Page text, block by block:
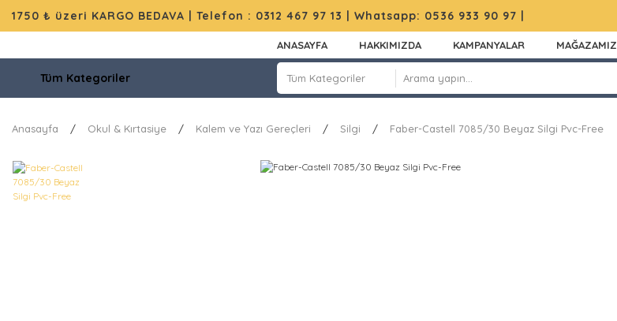
1750 ₺ üzeri KARGO BEDAVA | Telefon : 0312 467 97 13 | Whatsapp: 0536 933 90 97 |
ANASAYFA HAKKIMIZDA KAMPANYALAR MAĞAZAMIZ
Tüm Kategoriler
Anasayfa Okul & Kırtasiye Kalem ve Yazı Gereçleri Silgi Faber-Castell 7085/30 Beyaz Silgi Pvc-Free